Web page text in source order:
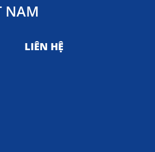
NAM
LIÊN HỆ